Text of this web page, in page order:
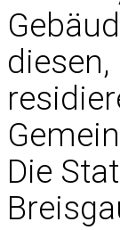
diesen,
Die